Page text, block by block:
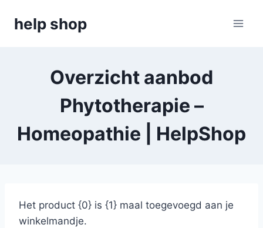
naarhelp shop
Overzicht aanbod
Phytotherapie –
Homeopathie | HelpShop
Het product {0} is {1} maal toegevoegd aan je
winkelmandje.